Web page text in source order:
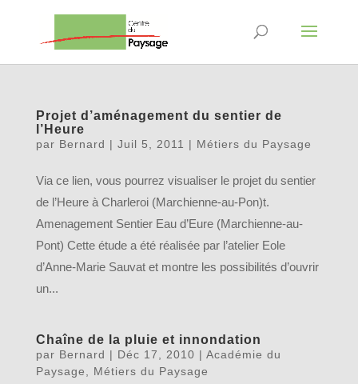
Projet d’aménagement du sentier de
l’Heure
par Bernard | Juil 5, 2011 | Métiers du Paysage
Via ce lien, vous pourrez visualiser le projet du sentier
de l’Heure à Charleroi (Marchienne-au-Pon)t.
Amenagement Sentier Eau d’Eure (Marchienne-au-
Pont) Cette étude a été réalisée par l’atelier Eole
d’Anne-Marie Sauvat et montre les possibilités d’ouvrir
un...
Chaîne de la pluie et innondation
par Bernard | Déc 17, 2010 | Académie du
Paysage
Métiers du Paysage